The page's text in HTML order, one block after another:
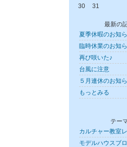
30
31
最新の
夏季休暇のお知
臨時休業のお知
再び咲いた♪
台風に注意
５月連休のお知
もっとみる
テー
カルチャー教室
モデルハウスブ